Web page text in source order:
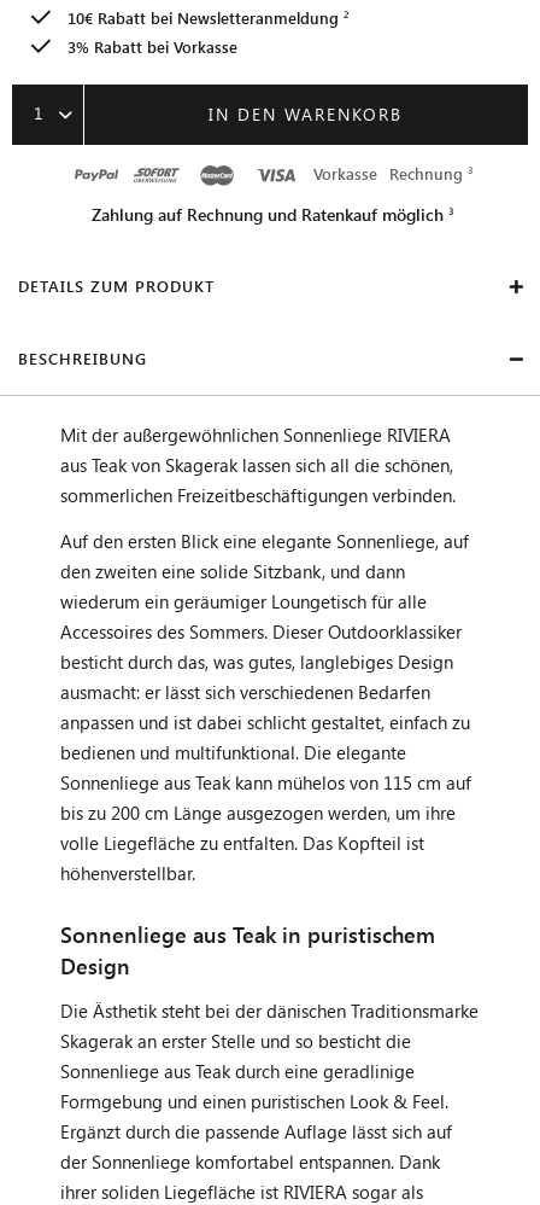
10€ Rabatt bei Newsletteranmeldung
3% Rabatt bei Vorkasse
1 IN DEN WARENKORB
Vorkasse Rechnung
Zahlung auf Rechnung und Ratenkauf möglich
DETAILS ZUM PRODUKT
BESCHREIBUNG
Mit der außergewöhnlichen Sonnenliege RIVIERA
aus Teak von Skagerak lassen sich all die schönen,
sommerlichen Freizeitbeschäftigungen verbinden.
Auf den ersten Blick eine elegante Sonnenliege, auf
den zweiten eine solide Sitzbank, und dann
wiederum ein geräumiger Loungetisch für alle
Accessoires des Sommers. Dieser Outdoorklassiker
besticht durch das, was gutes, langlebiges Design
ausmacht: er lässt sich verschiedenen Bedarfen
anpassen und ist dabei schlicht gestaltet, einfach zu
bedienen und multifunktional. Die elegante
Sonnenliege aus Teak kann mühelos von 115 cm auf
bis zu 200 cm Länge ausgezogen werden, um ihre
volle Liegefläche zu entfalten. Das Kopfteil ist
höhenverstellbar.
Sonnenliege aus Teak in puristischem
Design
Die Ästhetik steht bei der dänischen Traditionsmarke
Skagerak an erster Stelle und so besticht die
Sonnenliege aus Teak durch eine geradlinige
Formgebung und einen puristischen Look & Feel.
Ergänzt durch die passende Auflage lässt sich auf
der Sonnenliege komfortabel entspannen. Dank
ihrer soliden Liegefläche ist RIVIERA sogar als